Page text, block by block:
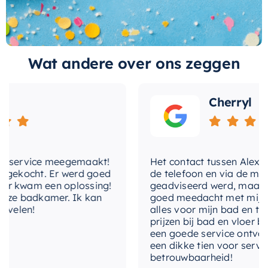
Tot slot is deze wastafel een product van een
betrouwbaar merk dat bekend staat om de
hoge kwaliteit van zijn producten. Als u op zoek
bent naar een wastafel die zowel stijlvol als
uitvoering Midden
aantal 1.0
aantal-wasbakken 1 Wasbak
Achterzijde
geschikt-voor-
vrijhangende-
montage
Nee
1 Kraangat
Nee
Wat andere over ons zeggen
meegemaakt!
Er werd goed
een oplossing!
badkamer. Ik kan
Cherryl
Het contact tussen Alex en
de telefoon en via de mail,
geadviseerd werd, maar
goed meedacht met mij.
alles voor mijn bad en
prijzen bij bad en vloer
een goede service
een dikke tien voor service,
betrouwbaarheid!